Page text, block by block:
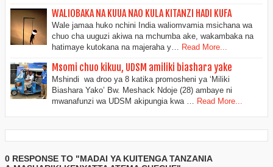
WALIOBAKA NA KUUA NAO KULA KITANZI HADI KUFA
Wale jamaa huko nchini India waliomvamia msichana wa
chuo cha uuguzi akiwa na mchumba ake, wakambaka na
hatimaye kutokana na majeraha y…
Read More...
Msomi chuo kikuu, UDSM amiliki biashara yake
Mshindi wa droo ya 8 katika promosheni ya ‘Miliki
Biashara Yako’ Bw. Meshack Ndoje (28) ambaye ni
mwanafunzi wa UDSM akipungia kwa …
Read More...
0 RESPONSE TO "MADAI YA KUITENGA TANZANIA